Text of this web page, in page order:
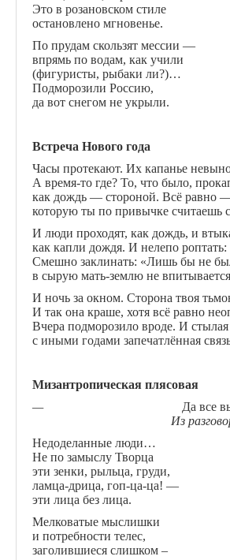
Это в розановском стиле
остановлено мгновенье.
По прудам скользят мессии —
впрямь по водам, как учили
(фигуристы, рыбаки ли?)…
Подморозили Россию,
да вот снегом не укрыли.
Встреча Нового года
Часы протекают. Их капанье
А время-то где? То, что было,
как дождь — стороной. Всё равно
которую ты по привычке считаешь
И люди проходят, как дождь, и
как капли дождя. И нелепо
Смешно заклинать: «Лишь бы не
в сырую мать-землю не
И ночь за окном. Сторона твоя
И так она краше, хотя всё равно
Вчера подморозило вроде. И
с иными годами запечатлённая
Мизантропическая плясовая
—Да все вы —
Из разговора в
Недоделанные люди…
Не по замыслу Творца
эти зенки, рыльца, груди,
ламца-дрица, гоп-ца-ца! —
эти лица без лица.
Мелковатые мыслишки
и потребности телес,
заголившиеся слишком –